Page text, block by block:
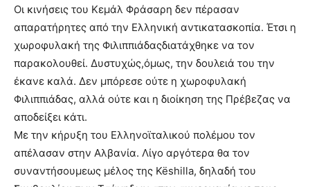
Οι κινήσεις του Κεμάλ Φράσαρη δεν πέρασαν
απαρατήρητες από την Ελληνική αντικατασκοπία. Έτσι η
χωροφυλακή της Φιλιππιάδαςδιατάχθηκε να τον
παρακολουθεί. Δυστυχώς,όμως, την δουλειά του την
έκανε καλά. Δεν μπόρεσε ούτε η χωροφυλακή
Φιλιππιάδας, αλλά ούτε και η διοίκηση της Πρέβεζας να
αποδείξει κάτι.
Με την κήρυξη του Ελληνοϊταλικού πολέμου τον
απέλασαν στην Αλβανία. Λίγο αργότερα θα τον
συναντήσουμεως μέλος της Këshilla, δηλαδή του